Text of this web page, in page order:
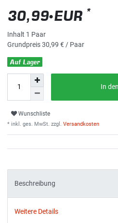
30,99 EUR *
Inhalt 1 Paar
Grundpreis30,99 € / Paar
Auf Lager
In
Wunschliste
* inkl. ges. MwSt. zzgl. Versandkosten
Beschreibung
Weitere Details